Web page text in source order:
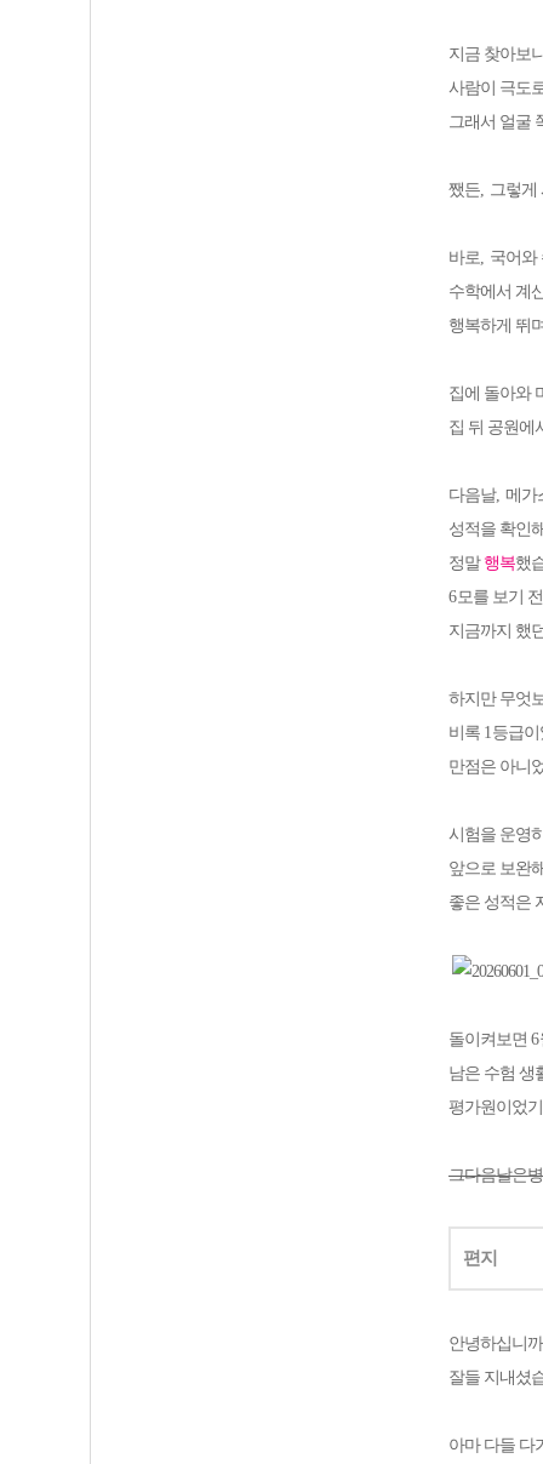
지금 찾아보
사람이 극도
그래서 얼굴
쨌든, 그렇게
바로, 국어와
수학에서 계
행복하게 뛰
집에 돌아와
집 뒤 공원에
다음날, 메가
성적을 확인
정말 행복했
6모를 보기
지금까지 했
하지만 무엇
비록 1등급
만점은 아니
시험을 운영
앞으로 보완
좋은 성적은
돌이켜보면 6
남은 수험 생
평가원이었
그다음날은
편지
안녕하십니까
잘들 지내셨
아마 다들 다